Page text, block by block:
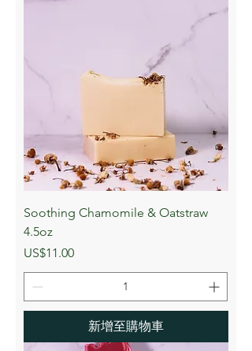
Soothing Chamomile & Oatstraw
4.5oz
價格
US$11.00
新增至購物車